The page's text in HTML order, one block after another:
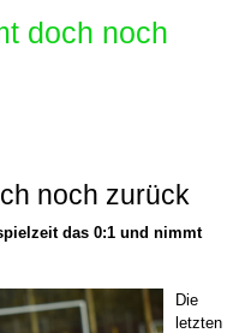
doch noch
noch zurück
das 0:1 und nimmt
Die
letzten